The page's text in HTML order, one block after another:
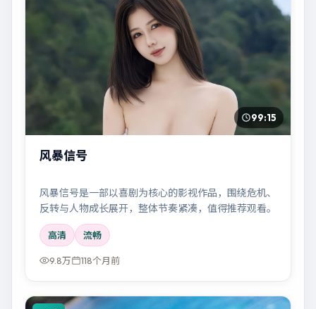
99:15
风暴信号
风暴信号是一部以喜剧为核心的影视作品，围绕危机、
反转与人物成长展开，整体节奏紧凑，值得推荐观看。
高清 流畅
9.8万 118个月前